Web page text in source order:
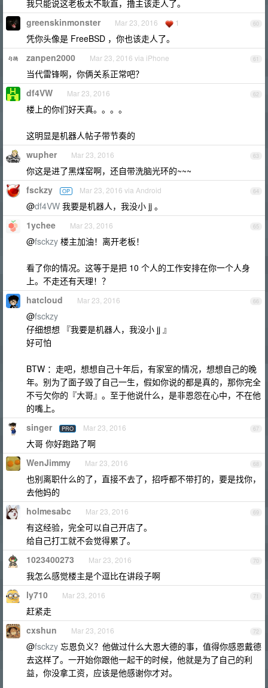
我只能说这老板太不耿直，撸主该走人了。
60
greenskinmonster Mar 23, 2016 1
凭你头像是 FreeBSD ，你也该走人了。
61
zanpen2000 Mar 23, 2016 via iPhone
当代雷锋啊，你俩关系正常吧？
62
df4VW Mar 23, 2016
楼上的你们好天真。。。。
这明显是机器人帖子带节奏的
63
wupher Mar 23, 2016
你这是进了黑煤窑啊，还自带洗脑光环的~~~
64
fsckzy OP Mar 23, 2016 via Android
@df4VW 我要是机器人，我没小 jj 。
65
1ychee Mar 23, 2016
@fsckzy 楼主加油！离开老板！
看了你的情况。这等于是把 10 个人的工作安排在你一个人身
上。不走还有天理！？
66
hatcloud Mar 23, 2016
@fsckzy
仔细想想 『我要是机器人，我没小 jj 』
好可怕
BTW ：走吧，想想自己十年后，有家室的情况，想想自己的晚
年。别为了面子毁了自己一生，假如你说的都是真的，那你完全
不亏欠你的『大哥』。至于他说什么，是非恩怨在心中，不在他
的嘴上。
67
singer PRO Mar 23, 2016
大哥 你好跑路了啊
68
WenJimmy Mar 23, 2016
也别离职什么的了，直接不去了，招呼都不带打的，要是找你，
去他妈的
69
holmesabc Mar 23, 2016
有这经验，完全可以自己开店了。
给自己打工就不会觉得累了。
70
1023400273 Mar 23, 2016
我怎么感觉楼主是个逗比在讲段子啊
71
ly710 Mar 23, 2016
赶紧走
72
cxshun Mar 23, 2016
@fsckzy 忘恩负义？他做过什么大恩大德的事，值得你感恩戴德
去这样了。一开始你跟他一起干的时候，他就是为了自己的利
益，你没拿工资，应该是他感谢你才对。